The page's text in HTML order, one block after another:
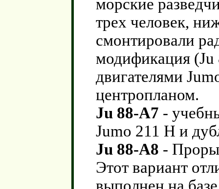
морские
трех человек,
смонтировали
модификация
двигателями
центропланом.
Ju 88-A7 -
Jumo 211 H и
Ju 88-A8 -
Этот вариант